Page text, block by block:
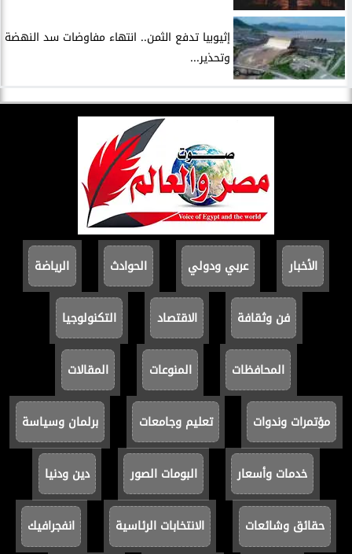
إثيوبيا تدفع الثمن.. انتهاء مفاوضات سد النهضة
وتحذير...
الأخبار عربي ودولي الحوادث الرياضة
فن وثقافة الاقتصاد التكنولوجيا
المحافظات المنوعات المقالات
مؤتمرات وندوات تعليم وجامعات برلمان وسياسة
خدمات وأسعار البومات الصور دين ودنيا
حقائق وشائعات الانتخابات الرئاسية انفجرافيك